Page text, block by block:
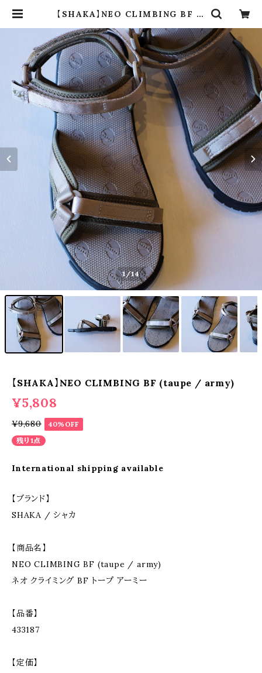
【SHAKA】NEO CLIMBING BF (t
1/14
【SHAKA】NEO CLIMBING BF (taupe / army)
¥5,808
¥9,680
40%OFF
残り1点
International shipping available
【ブランド】
SHAKA / シャカ
【商品名】
NEO CLIMBING BF (taupe / army)
ネオ クライミング BF トープ アーミー
【品番】
433187
【定価】